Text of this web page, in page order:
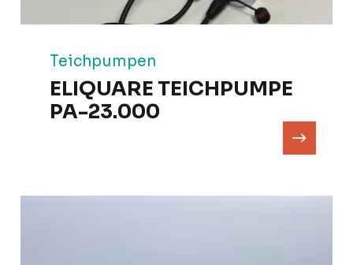
Teichpumpen
ELIQUARE TEICHPUMPE
PA-23.000